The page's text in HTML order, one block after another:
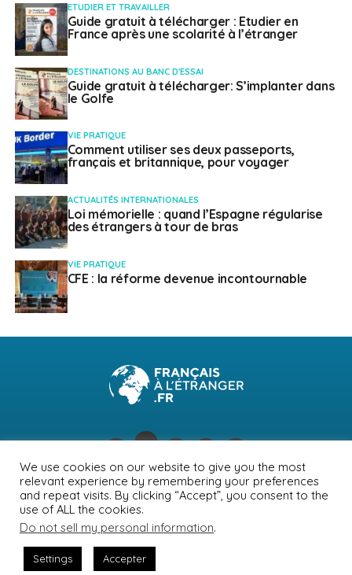
ETUDIER ET TRAVAILLER
Guide gratuit à télécharger : Etudier en
France après une scolarité à l’étranger
DESTINATIONS AU BANC D'ESSAI
Guide gratuit à télécharger: S’implanter dans
le Golfe
VIE PRATIQUE
Comment utiliser ses deux passeports,
français et britannique, pour voyager
ACTUALITÉS INTERNATIONALES
Loi mémorielle : quand l’Espagne régularise
des étrangers à tour de bras
VIE PRATIQUE
CFE : la réforme devenue incontournable
NEWSLETTER PUBLICITÉ CONTACTS
MENTIONS LÉGALES
POLITIQUE DE CONFIDENTIALITÉ
© Journal des Français à l'étranger 2026
We use cookies on our website to give you the most
relevant experience by remembering your preferences
and repeat visits. By clicking “Accept”, you consent to the
use of ALL the cookies.
Do not sell my personal information.
Settings Accepter